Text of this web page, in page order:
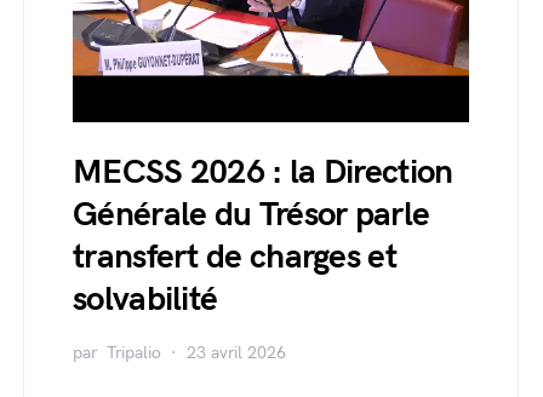
MECSS 2026 : la Direction
Générale du Trésor parle
transfert de charges et
solvabilité
par Tripalio 23 avril 2026